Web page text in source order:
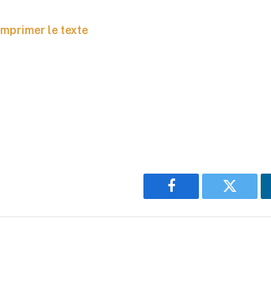
Imprimer le texte
Facebook Twitter